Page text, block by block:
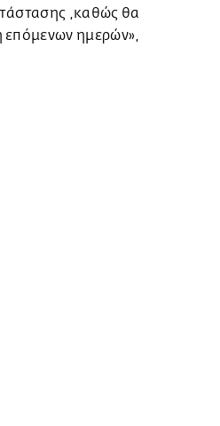
,καθώς θα
επόμενων ημερών»,